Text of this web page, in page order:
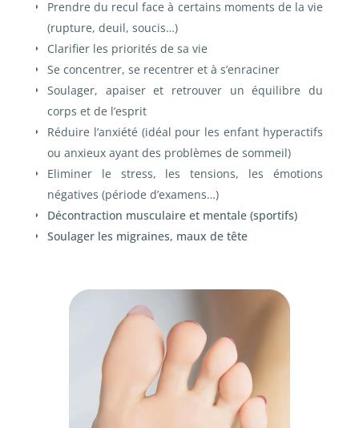
Prendre du recul face à certains moments de la vie
(rupture, deuil, soucis…)
Clarifier les priorités de sa vie
Se concentrer, se recentrer et à s’enraciner
Soulager, apaiser et retrouver un équilibre du
corps et de l’esprit
Réduire l’anxiété (idéal pour les enfant hyperactifs
ou anxieux ayant des problèmes de sommeil)
Eliminer le stress, les tensions, les émotions
négatives (période d’examens…)
Décontraction musculaire et mentale (sportifs)
Soulager les migraines, maux de tête